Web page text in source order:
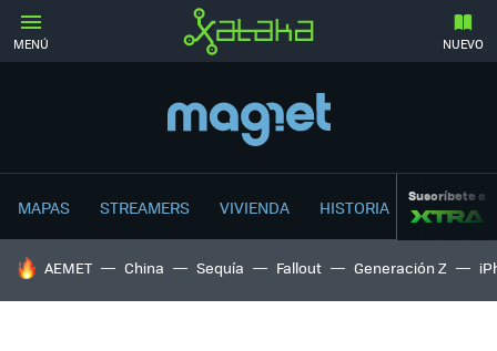
MENÚ NUEVO
MAPAS STREAMERS VIVIENDA HISTORIA Suscríbete a
HOY SE HABLA DE
AEMET China Sequía Fallout Generación Z